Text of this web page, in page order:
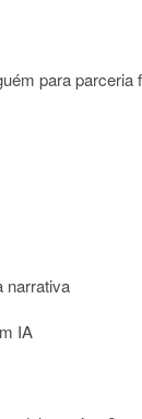
para parceria
narrativa
IA